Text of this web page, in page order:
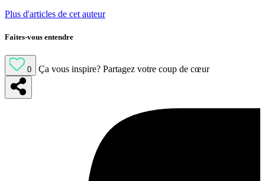
Plus d'articles de cet auteur
Faites-vous entendre
0 Ça vous inspire? Partagez votre coup de cœur